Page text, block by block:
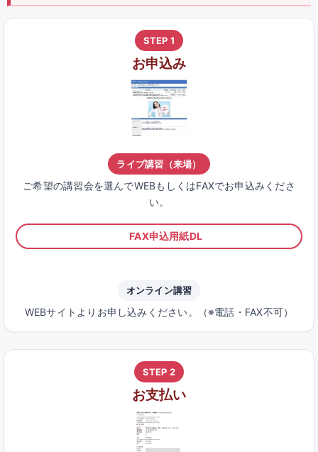
STEP 1
お申込み
ライブ講習（来場）
ご希望の講習会を選んでWEBもしくはFAXでお申込みくださ
い。
FAX申込用紙DL
オンライン講習
WEBサイトよりお申し込みください。（※電話・FAX不可）
STEP 2
お支払い